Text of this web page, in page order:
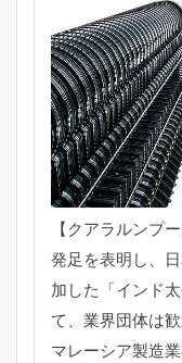
【クアラルンプ
発足を表明し、日
加した「インド
て、業界団体は
マレーシア製造